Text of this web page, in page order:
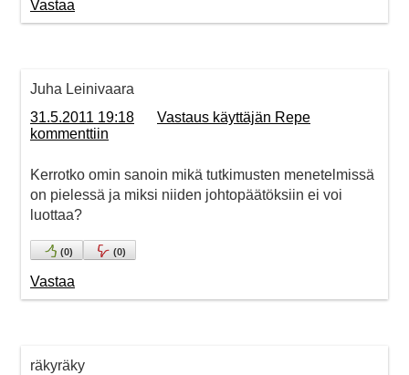
Vastaa
Juha Leinivaara
31.5.2011 19:18
Vastaus käyttäjän Repe
kommenttiin
Kerrotko omin sanoin mikä tutkimusten menetelmissä
on pielessä ja miksi niiden johtopäätöksiin ei voi
luottaa?
(0) (0)
Vastaa
räkyräky